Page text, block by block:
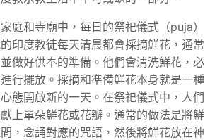
庭和寺廟中，每日的祭祀儀式（puja）
印度教徒每天清晨都會採摘鮮花，通常
做好供奉的準備。他們會清洗鮮花，必
行擺放。採摘和準備鮮花本身就是一種
態開啟新的一天。在祭祀儀式中，人們
上單朵鮮花或花瓣。通常的做法是將鮮
，念誦對應的咒語，然後將鮮花放在神